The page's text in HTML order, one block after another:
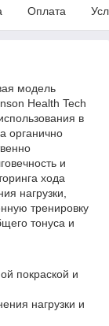
Оплата
модель
Health Tech
в
органично
и
хода
нагрузки,
тренировку
тонуса и
покраской и
нагрузки и